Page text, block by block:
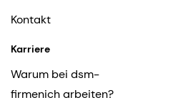
Kontakt
Karriere
Warum bei dsm-
firmenich arbeiten?